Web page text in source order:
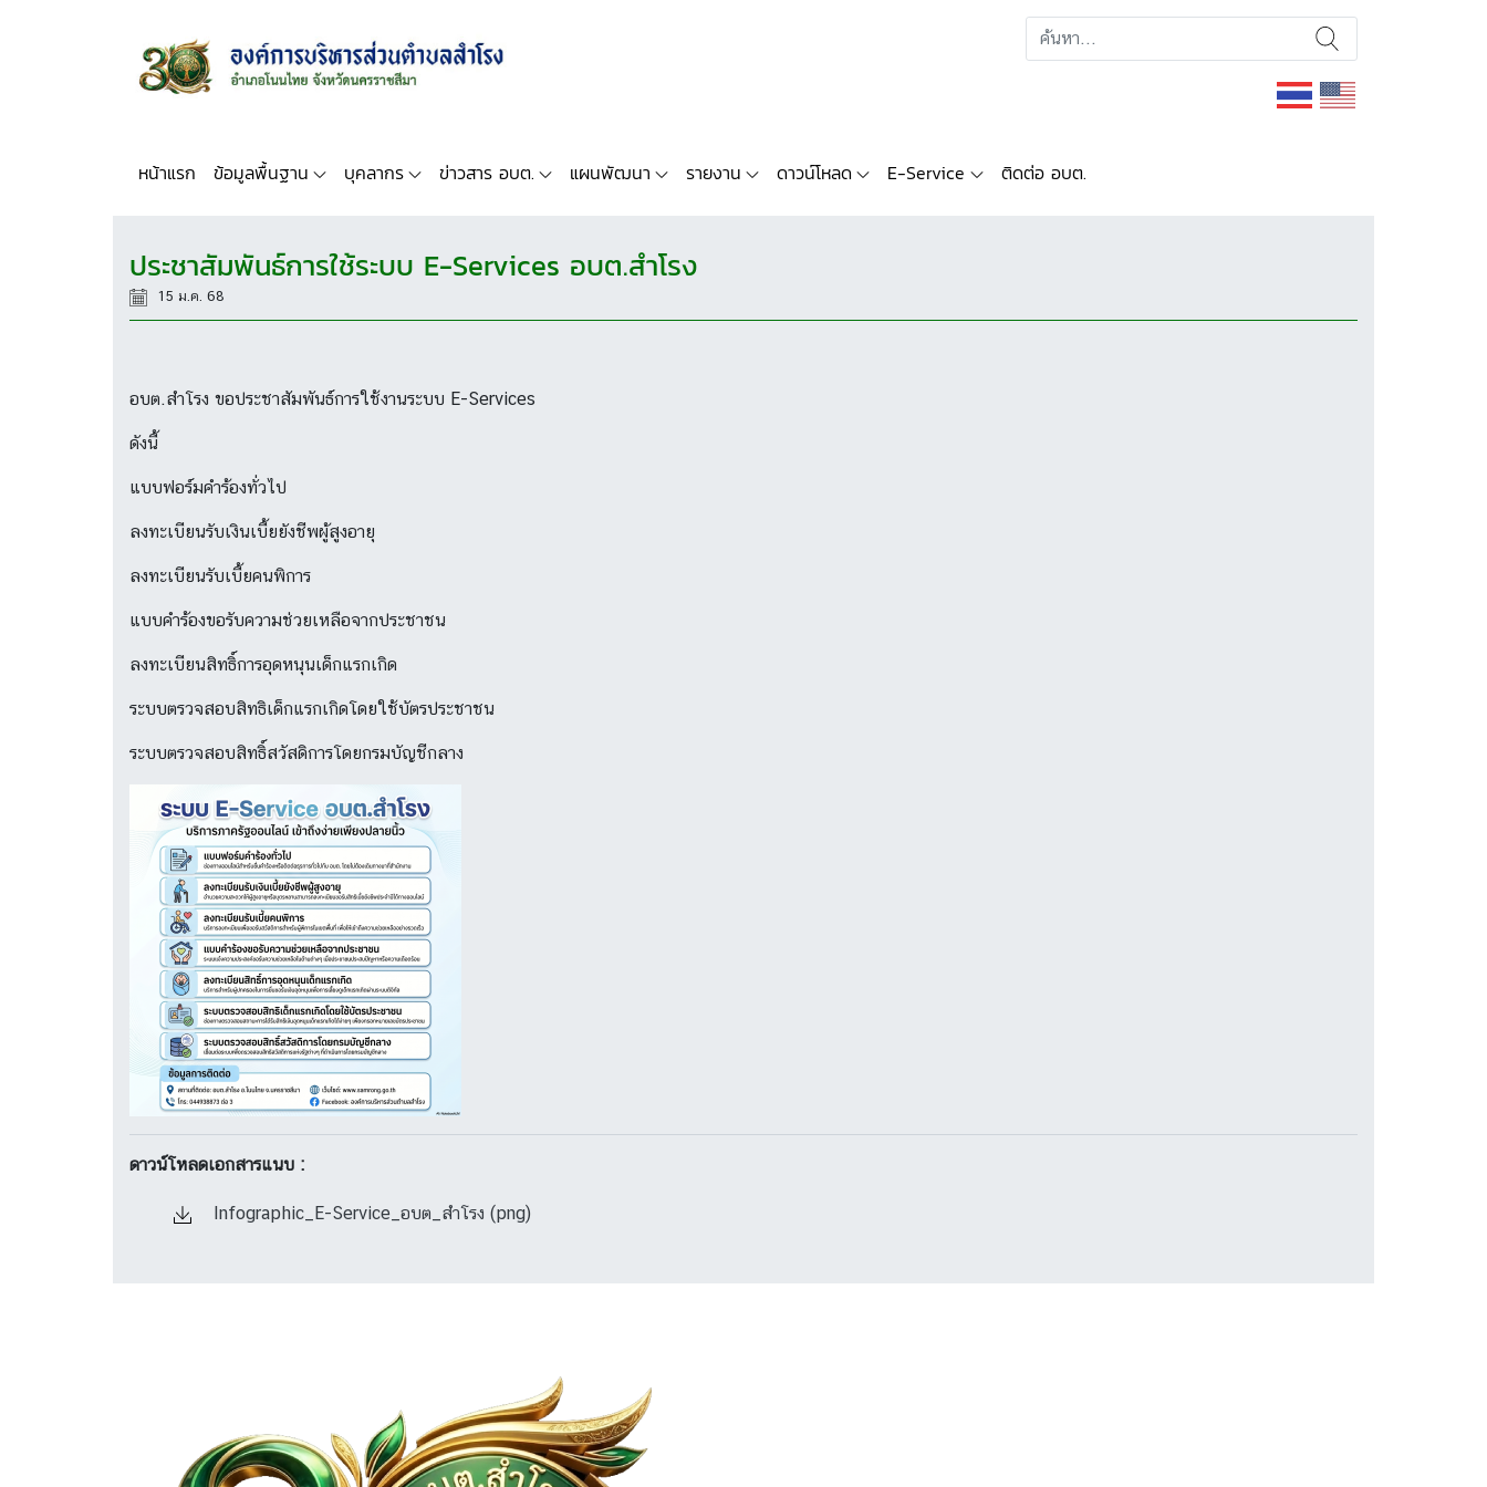
หน้าแรก ข้อมูลพื้นฐาน บุคลากร ข่าวสาร อบต. แผนพัฒนา รายงาน ดาวน์โหลด E-Service ติดต่อ อบต.
ประชาสัมพันธ์การใช้ระบบ E-Services อบต.สำโรง
15 ม.ค. 68
อบต.สำโรง ขอประชาสัมพันธ์การใช้งานระบบ E-Services
ดังนี้
แบบฟอร์มคำร้องทั่วไป
ลงทะเบียนรับเงินเบี้ยยังชีพผู้สูงอายุ
ลงทะเบียนรับเบี้ยคนพิการ
แบบคำร้องขอรับความช่วยเหลือจากประชาชน
ลงทะเบียนสิทธิ์การอุดหนุนเด็กแรกเกิด
ระบบตรวจสอบสิทธิเด็กแรกเกิดโดยใช้บัตรประชาชน
ระบบตรวจสอบสิทธิ์สวัสดิการโดยกรมบัญชีกลาง
ดาวน์โหลดเอกสารแนบ :
Infographic_E-Service_อบต_สำโรง (png)